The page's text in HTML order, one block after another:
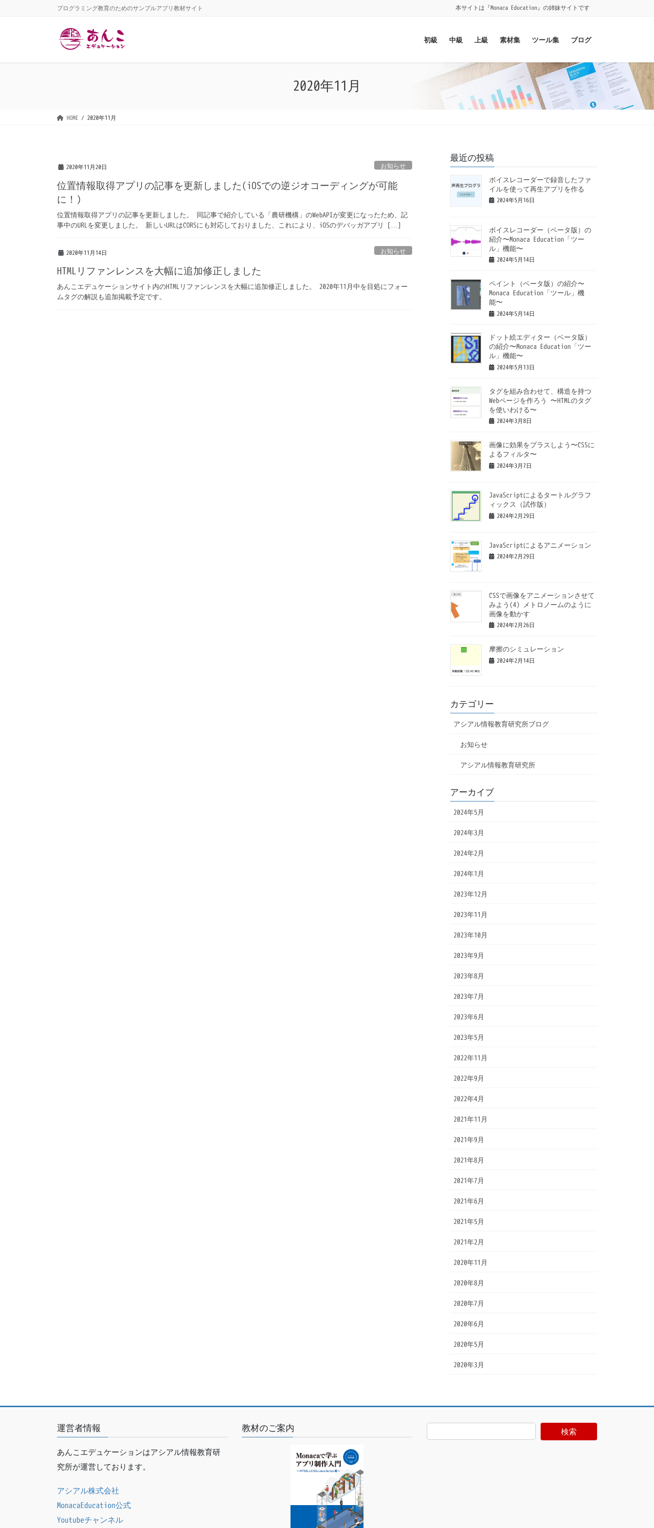
プログラミング教育のためのサンプルアプリ教材サイト 本サイトは『Monaca Education』の姉妹サイトです
初級 中級 上級 素材集 ツール集 ブログ
2020年11月
HOME 2020年11月
2020年11月20日 お知らせ
位置情報取得アプリの記事を更新しました(iOSでの逆ジオコーディングが可能
に！)
位置情報取得アプリの記事を更新しました。 同記事で紹介している「農研機構」のWebAPIが変更になったため、記
事中のURLを変更しました。 新しいURLはCORSにも対応しておりました、これにより、iOSのデバッガアプリ […]
2020年11月14日 お知らせ
HTMLリファンレンスを大幅に追加修正しました
あんこエデュケーションサイト内のHTMLリファンレンスを大幅に追加修正しました。 2020年11月中を目処にフォー
ムタグの解説も追加掲載予定です。
最近の投稿
ボイスレコーダーで録音したファ
イルを使って再生アプリを作る
2024年5月16日
ボイスレコーダー（ベータ版）の
紹介〜Monaca Education「ツー
ル」機能〜
2024年5月14日
ペイント（ベータ版）の紹介〜
Monaca Education「ツール」機
能〜
2024年5月14日
ドット絵エディター（ベータ版）
の紹介〜Monaca Education「ツー
ル」機能〜
2024年5月13日
タグを組み合わせて、構造を持つ
Webページを作ろう 〜HTMLのタグ
を使いわける〜
2024年3月8日
画像に効果をプラスしよう〜CSSに
よるフィルタ〜
2024年3月7日
JavaScriptによるタートルグラフ
ィックス（試作版）
2024年2月29日
JavaScriptによるアニメーション
2024年2月29日
CSSで画像をアニメーションさせて
みよう(4) メトロノームのように
画像を動かす
2024年2月26日
摩擦のシミュレーション
2024年2月14日
カテゴリー
アシアル情報教育研究所ブログ
お知らせ
アシアル情報教育研究所
アーカイブ
2024年5月
2024年3月
2024年2月
2024年1月
2023年12月
2023年11月
2023年10月
2023年9月
2023年8月
2023年7月
2023年6月
2023年5月
2022年11月
2022年9月
2022年4月
2021年11月
2021年9月
2021年8月
2021年7月
2021年6月
2021年5月
2021年2月
2020年11月
2020年8月
2020年7月
2020年6月
2020年5月
2020年3月
運営者情報
あんこエデュケーションはアシアル情報教育研
究所が運営しております。
アシアル株式会社
MonacaEducation公式
Youtubeチャンネル
教材のご案内 検索